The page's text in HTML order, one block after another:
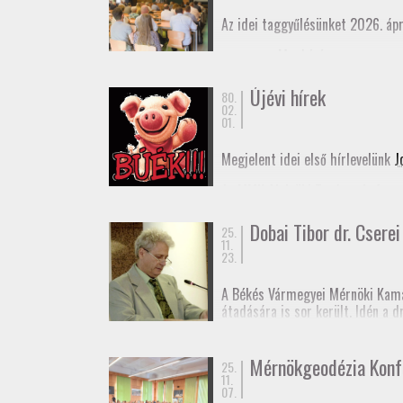
Az idei taggyűlésünket 2026.
80.
02.
01.
Újévi hírek
Megjelent idei első hírlevelünk
Boldog Új Évet Kívánunk a
25.
11.
23.
Dobai Tibor dr.
A Békés Vármegyei Mérnöki
átadására is sor került. Idén a
Dr. Cserei Pál a Békés
Gratulálunk!
25.
11.
07.
Mérnökgeodézia